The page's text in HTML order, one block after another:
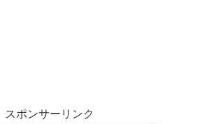
スポンサーリンク